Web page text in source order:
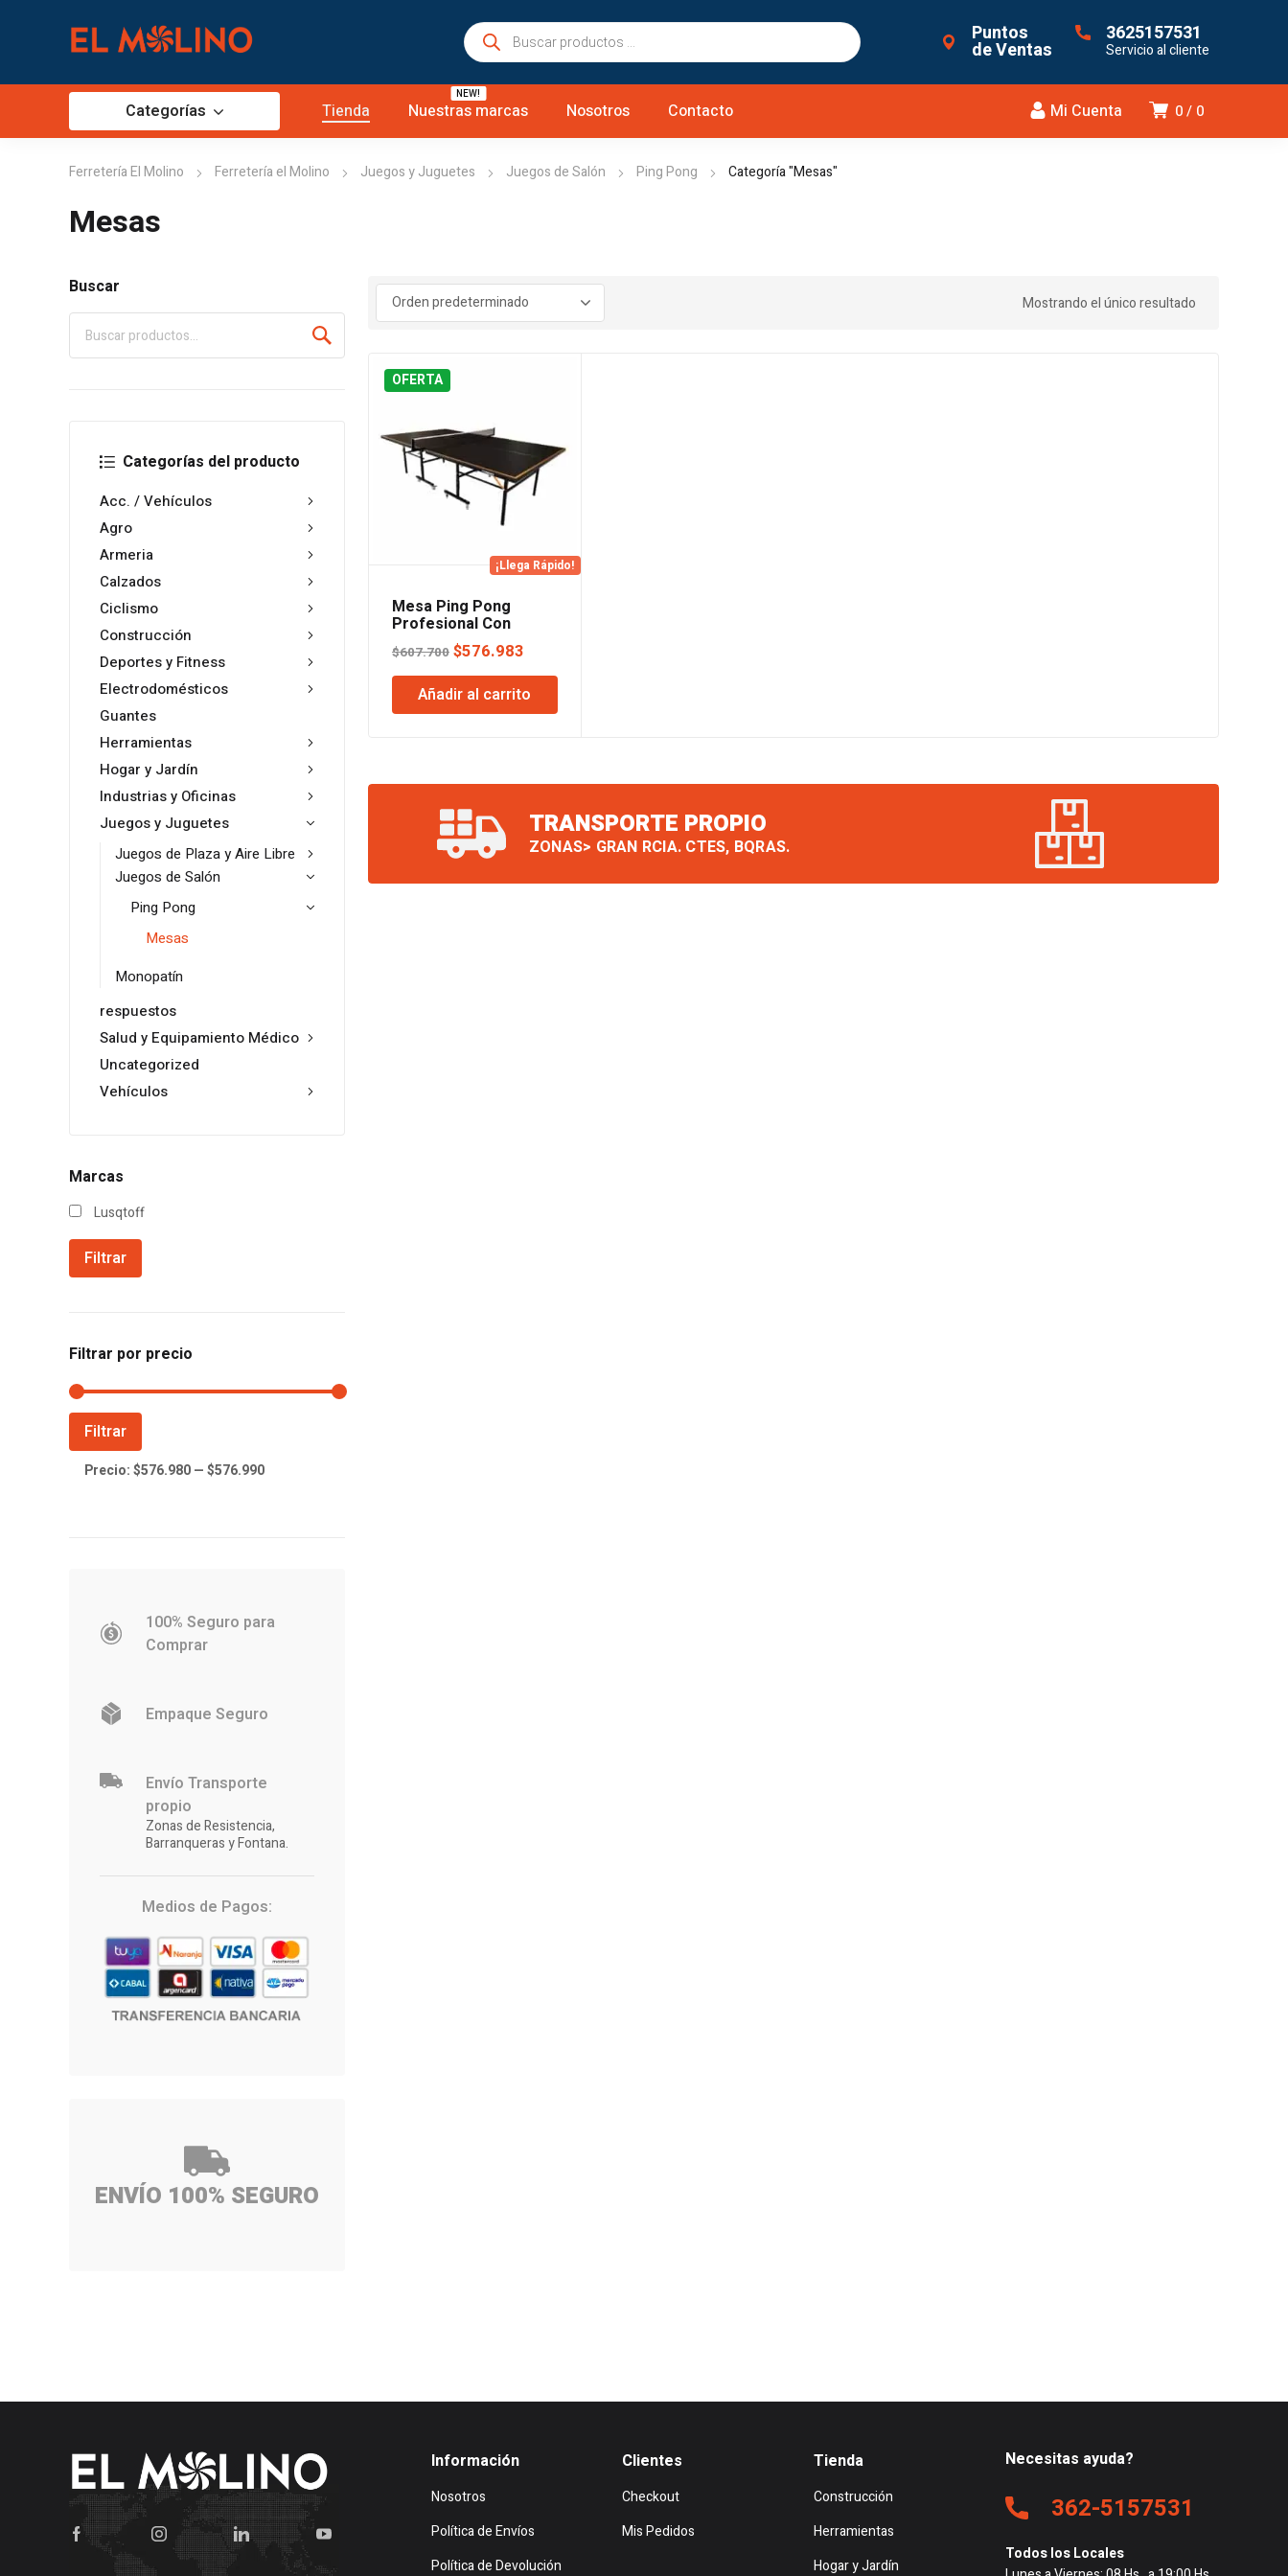
Búsqueda
de
Puntos
de Ventas
3625157531
Servicio al cliente
0 0
Mi Cuenta
Categorías Tienda Nuestras marcas
NEW!
Nosotros Contacto
Ferretería El Molino Ferretería el Molino Juegos y Juguetes Juegos de Salón Ping Pong Categoría "Mesas"
Mesas
Buscar
Categorías del producto
Acc. / Vehículos
Agro
Armeria
Calzados
Ciclismo
Construcción
Deportes y Fitness
Electrodomésticos
Guantes
Herramientas
Hogar y Jardín
Industrias y Oficinas
Juegos y Juguetes
Juegos de Plaza y Aire Libre
Juegos de Salón
Ping Pong
Mesas
Monopatín
respuestos
Salud y Equipamiento Médico
Uncategorized
Vehículos
Marcas
Lusqtoff
Filtrar
Filtrar por precio
Precio
mínimo
Precio
máximo
Filtrar
Precio:$576.980—$576.990
100% Seguro para
Comprar
Empaque Seguro
Envío Transporte
propio
Zonas de Resistencia,
Barranqueras y Fontana.
Medios de Pagos:
ENVÍO 100% SEGURO
Mostrando el único resultado
OFERTA
¡Llega Rápido!
Mesa Ping Pong
Profesional Con
Ruedas Lusqtoff
$607.700 El
precio
original
era:
$576.983
precio
actual
es:
Añadir al carrito
TRANSPORTE PROPIO
ZONAS> GRAN RCIA. CTES, BQRAS.
Información
Nosotros
Política de Envíos
Política de Devolución
Clientes
Checkout
Mis Pedidos
Tienda
Construcción
Herramientas
Hogar y Jardín
Necesitas ayuda?
362-5157531
Todos los Locales